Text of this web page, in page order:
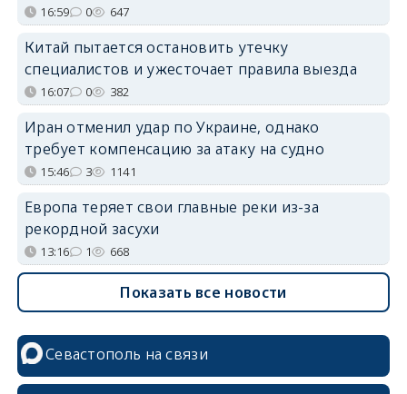
16:59 0 647
Китай пытается остановить утечку
специалистов и ужесточает правила выезда
16:07 0 382
Иран отменил удар по Украине, однако
требует компенсацию за атаку на судно
15:46 3 1141
Европа теряет свои главные реки из-за
рекордной засухи
13:16 1 668
Показать все новости
Севастополь на связи